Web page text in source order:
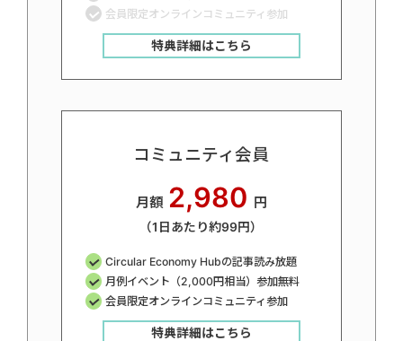
会員限定オンラインコミュニティ参加
特典詳細はこちら
コミュニティ会員
月額 2,980 円
（1日あたり約99円）
Circular Economy Hubの記事読み放題
月例イベント（2,000円相当）参加無料
会員限定オンラインコミュニティ参加
特典詳細はこちら